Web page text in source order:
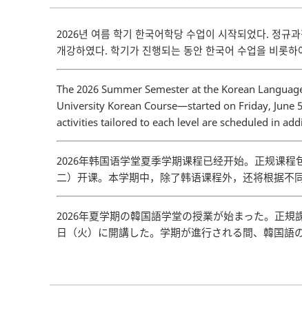
2026년 여름 학기 한국어학당 수업이 시작되었다. 정규
개강하였다. 학기가 진행되는 동안 한국어 수업을 비롯
The 2026 Summer Semester at the Korean
University Korean Course—started on Friday, June
activities tailored to each level are scheduled in
2026年韩国语学堂夏季学期课程已经开始。正规课
二）开课。本学期中，除了韩语课程外，还将根据不
2026年夏学期の韓国語学堂の授業が始まった。正
日（火）に開講した。学期が進行される間、韓国語